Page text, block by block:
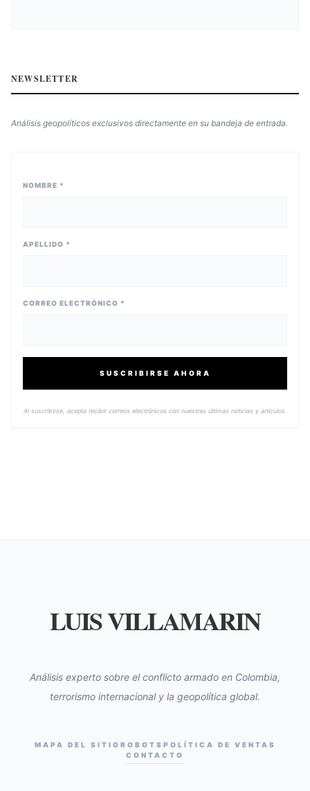
NEWSLETTER
Análisis geopolíticos exclusivos directamente en su bandeja de entrada.
NOMBRE *
APELLIDO *
CORREO ELECTRÓNICO *
SUSCRIBIRSE AHORA
Al suscribirse, acepta recibir correos electrónicos con nuestras últimas noticias y artículos.
LUIS VILLAMARIN
Análisis experto sobre el conflicto armado en Colombia,
terrorismo internacional y la geopolítica global.
MAPA DEL SITIO ROBOTS POLÍTICA DE VENTAS
CONTACTO